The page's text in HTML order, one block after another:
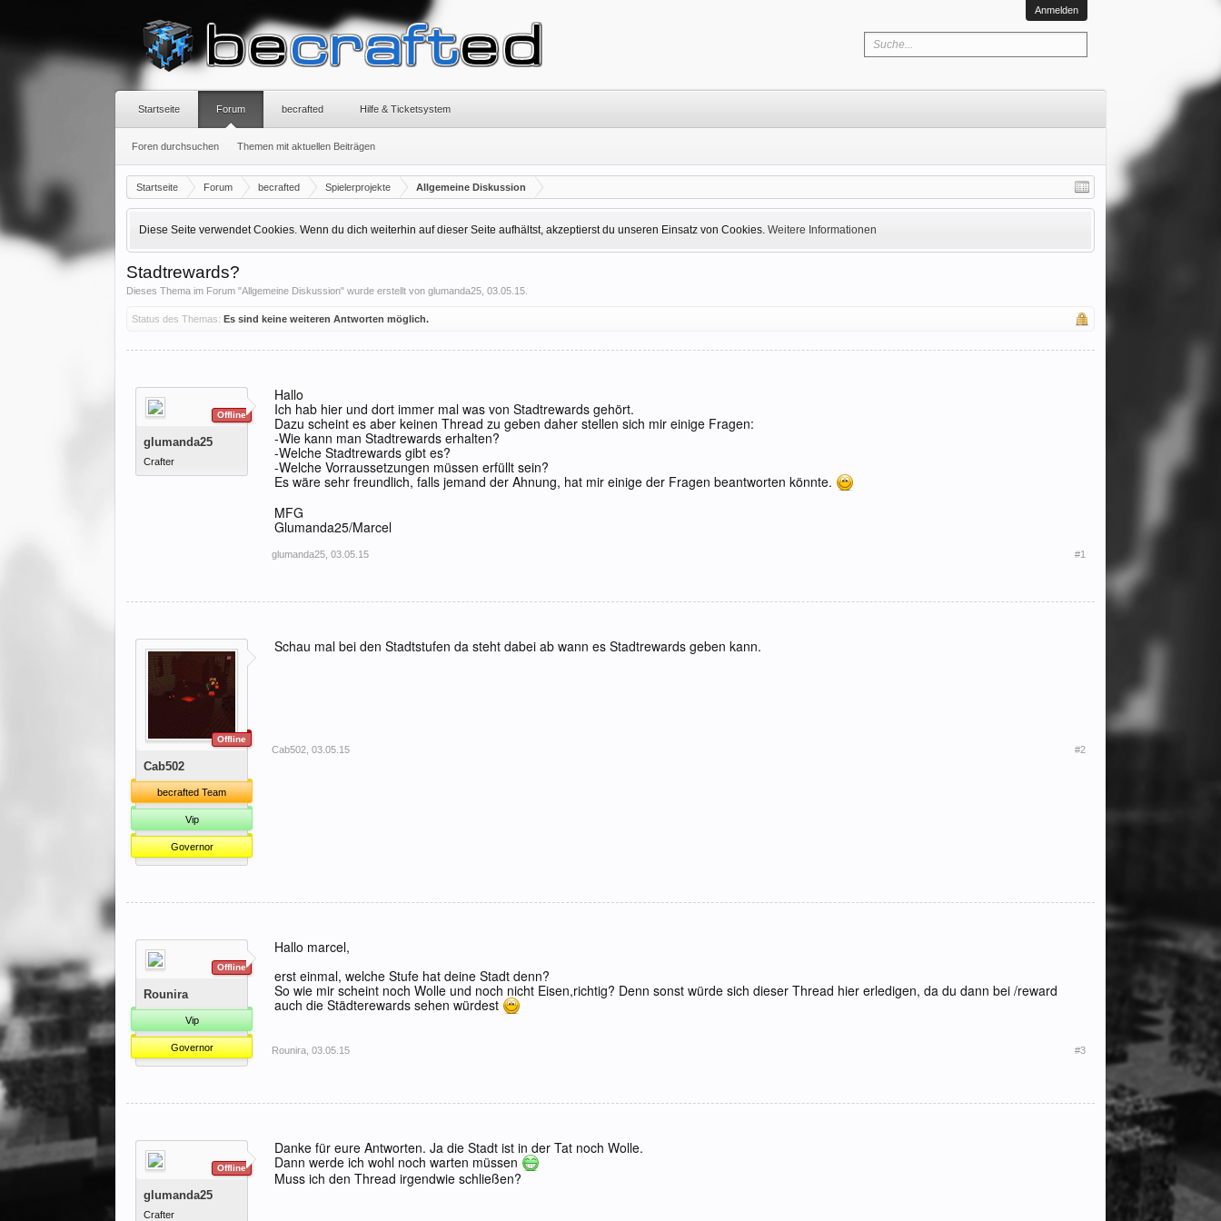
Anmelden
Startseite Forum becrafted Spielerprojekte Allgemeine Diskussion
Diese Seite verwendet Cookies. Wenn du dich weiterhin auf dieser Seite aufhältst, akzeptierst du unseren Einsatz von Cookies. Weitere Informationen
Stadtrewards?
Dieses Thema im Forum "Allgemeine Diskussion" wurde erstellt von glumanda25 03.05.15
Status des Themas: Es sind keine weiteren Antworten möglich.
Offline
glumanda25
Crafter
Hallo
Ich hab hier und dort immer mal was von Stadtrewards gehört.
Dazu scheint es aber keinen Thread zu geben daher stellen sich mir einige Fragen:
-Wie kann man Stadtrewards erhalten?
-Welche Stadtrewards gibt es?
-Welche Vorraussetzungen müssen erfüllt sein?
Es wäre sehr freundlich, falls jemand der Ahnung, hat mir einige der Fragen beantworten könnte.
MFG
Glumanda25/Marcel
glumanda25 03.05.15 #1
Offline
Cab502
becrafted Team
Vip
Governor
Schau mal bei den Stadtstufen da steht dabei ab wann es Stadtrewards geben kann.
Cab502 03.05.15 #2
Offline
Rounira
Vip
Governor
Hallo marcel,
erst einmal, welche Stufe hat deine Stadt denn?
So wie mir scheint noch Wolle und noch nicht Eisen,richtig? Denn sonst würde sich dieser Thread hier erledigen, da du dann bei /reward
auch die Städterewards sehen würdest
Rounira 03.05.15 #3
Offline
glumanda25
Crafter
Danke für eure Antworten. Ja die Stadt ist in der Tat noch Wolle.
Dann werde ich wohl noch warten müssen
Muss ich den Thread irgendwie schließen?
Startseite Forum
Foren durchsuchen Themen mit aktuellen Beiträgen
becrafted Hilfe & Ticketsystem